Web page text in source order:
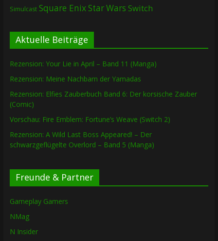
Simulcast Square EnixStar Wars Switch
Aktuelle Beiträge
Rezension: Your Lie in April – Band 11 (Manga)
Rezension: Meine Nachbarn der Yamadas
Rezension: Elfies Zauberbuch Band 6: Der korsische Zauber
(Comic)
Vorschau: Fire Emblem: Fortune’s Weave (Switch 2)
Rezension: A Wild Last Boss Appeared! – Der
schwarzgeflügelte Overlord – Band 5 (Manga)
Freunde & Partner
Gameplay Gamers
NMag
N Insider